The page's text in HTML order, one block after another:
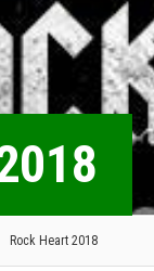
Rock Heart 2018